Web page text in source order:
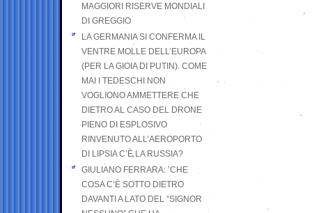
MAGGIORI RISERVE MONDIALI
DI GREGGIO
LA GERMANIA SI CONFERMA IL
VENTRE MOLLE DELL’EUROPA
(PER LA GIOIA DI PUTIN). COME
MAI I TEDESCHI NON
VOGLIONO AMMETTERE CHE
DIETRO AL CASO DEL DRONE
PIENO DI ESPLOSIVO
RINVENUTO ALL’AEROPORTO
DI LIPSIA C’È LA RUSSIA?
GIULIANO FERRARA: ’CHE
COSA C’È SOTTO DIETRO
DAVANTI A LATO DEL “SIGNOR